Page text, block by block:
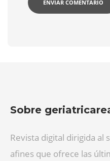
Sobre
Revista digital dirigida al
afines que ofrece las